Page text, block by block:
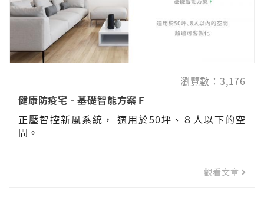
瀏覽數：3,176
健康防疫宅 - 基礎智能方案Ｆ
正壓智控新風系統， 適用於50坪、８人以下的空
間。
觀看文章